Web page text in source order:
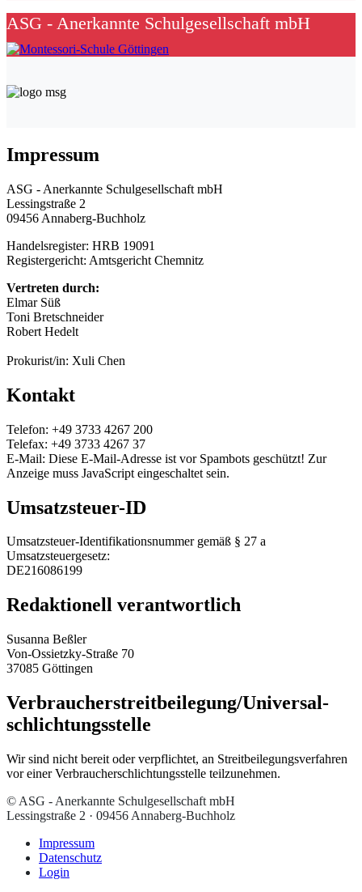
ASG - Anerkannte Schulgesellschaft mbH
Impressum
ASG - Anerkannte Schulgesellschaft mbH
Lessingstraße 2
09456 Annaberg-Buchholz
Handelsregister: HRB 19091
Registergericht: Amtsgericht Chemnitz
Vertreten durch:
Elmar Süß
Toni Bretschneider
Robert Hedelt
Prokurist/in: Xuli Chen
Kontakt
Telefon: +49 3733 4267 200
Telefax: +49 3733 4267 37
E-Mail: Diese E-Mail-Adresse ist vor Spambots geschützt! Zur
Anzeige muss JavaScript eingeschaltet sein.
Umsatzsteuer-ID
Umsatzsteuer-Identifikationsnummer gemäß § 27 a
Umsatzsteuergesetz:
DE216086199
Redaktionell verantwortlich
Susanna Beßler
Von-Ossietzky-Straße 70
37085 Göttingen
Verbraucher­streit­beilegung/Universal­
schlichtungs­stelle
Wir sind nicht bereit oder verpflichtet, an Streitbeilegungsverfahren
vor einer Verbraucherschlichtungsstelle teilzunehmen.
© ASG - Anerkannte Schulgesellschaft mbH
Lessingstraße 2 · 09456 Annaberg-Buchholz
Impressum
Datenschutz
Login